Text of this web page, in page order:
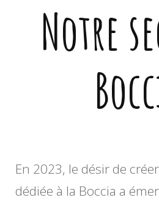
Notre
En 2023, le désir de
dédiée à la Boccia a